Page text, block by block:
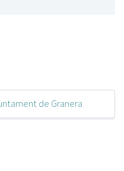
de Granera